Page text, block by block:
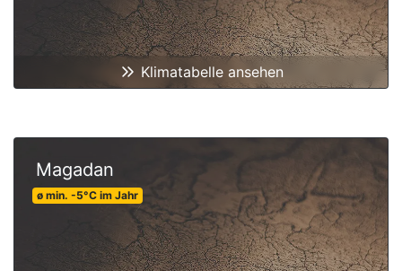
Klimatabelle ansehen
Magadan
ø min. -5°C im Jahr